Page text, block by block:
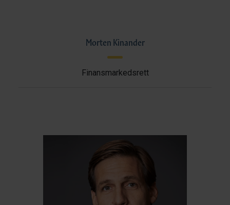
Morten Kinander
Finansmarkedsrett